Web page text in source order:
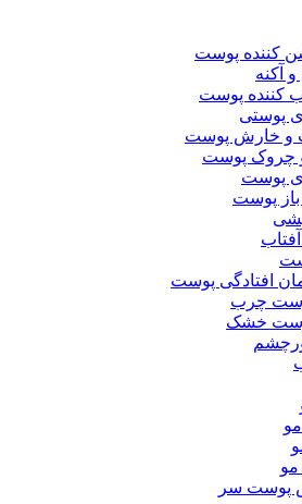
کننده پوست
آکنه
کننده پوست
پوستی
و خارش پوست
چروک پوست
پوست
باز پوست
افتادگی پوست
چرب
خشک
پوست سر